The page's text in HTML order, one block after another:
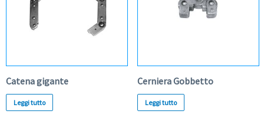
Catena gigante
Leggi tutto
Cerniera Gobbetto
Leggi tutto